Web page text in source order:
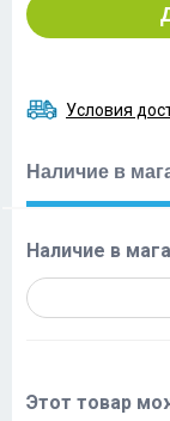
Условия
Наличие в
Наличие в
Этот товар